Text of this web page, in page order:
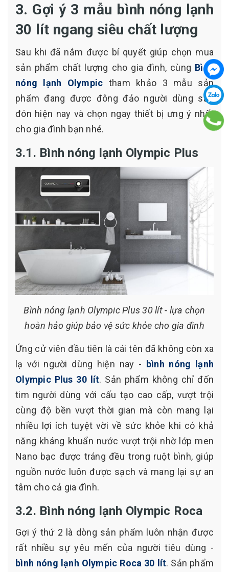
3. Gợi ý 3 mẫu bình nóng lạnh
30 lít ngang siêu chất lượng
Sau khi đã nắm được bí quyết giúp chọn mua
sản phẩm chất lượng cho gia đình, cùng Bình
nóng lạnh Olympic tham khảo 3 mẫu sản
phẩm đang được đông đảo người dùng săn
đón hiện nay và chọn ngay thiết bị ưng ý nhất
cho gia đình bạn nhé.
3.1. Bình nóng lạnh Olympic Plus
Bình nóng lạnh Olympic Plus 30 lít - lựa chọn
hoàn hảo giúp bảo vệ sức khỏe cho gia đình
Ứng cử viên đầu tiên là cái tên đã không còn xa
lạ với người dùng hiện nay -
bình nóng lạnh
Olympic Plus 30 lít. Sản phẩm không chỉ đốn
tim người dùng với cấu tạo cao cấp, vượt trội
cùng độ bền vượt thời gian mà còn mang lại
nhiều lợi ích tuyệt vời về sức khỏe khi có khả
năng kháng khuẩn nước vượt trội nhờ lớp men
Nano bạc được tráng đều trong ruột bình, giúp
nguồn nước luôn được sạch và mang lại sự an
tâm cho cả gia đình.
3.2. Bình nóng lạnh Olympic Roca
Gợi ý thứ 2 là dòng sản phẩm luôn nhận được
rất nhiều sự yêu mến của người tiêu dùng -
bình nóng lạnh Olympic Roca 30 lít. Sản phẩm